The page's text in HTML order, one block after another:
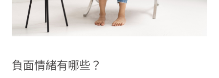
負面情緒有哪些？